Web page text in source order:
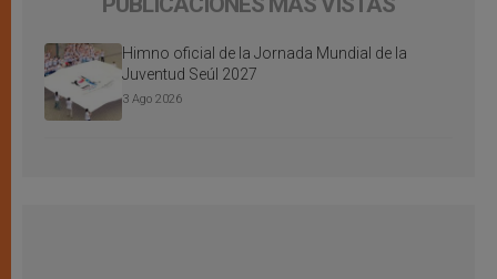
Himno oficial de la Jornada Mundial de la
Juventud Seúl 2027
3 Ago 2026